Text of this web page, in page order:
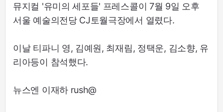
뮤지컬 '유미의 세포들' 프레스콜이 7월 9일 오후
서울 예술의전당 CJ토월극장에서 열렸다.
이날 티파니 영, 김예원, 최재림, 정택운, 김소향, 유
리아등이 참석했다.
뉴스엔 이재하 rush@